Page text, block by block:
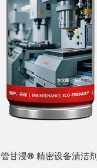
管甘浸® 精密设备清洁剂